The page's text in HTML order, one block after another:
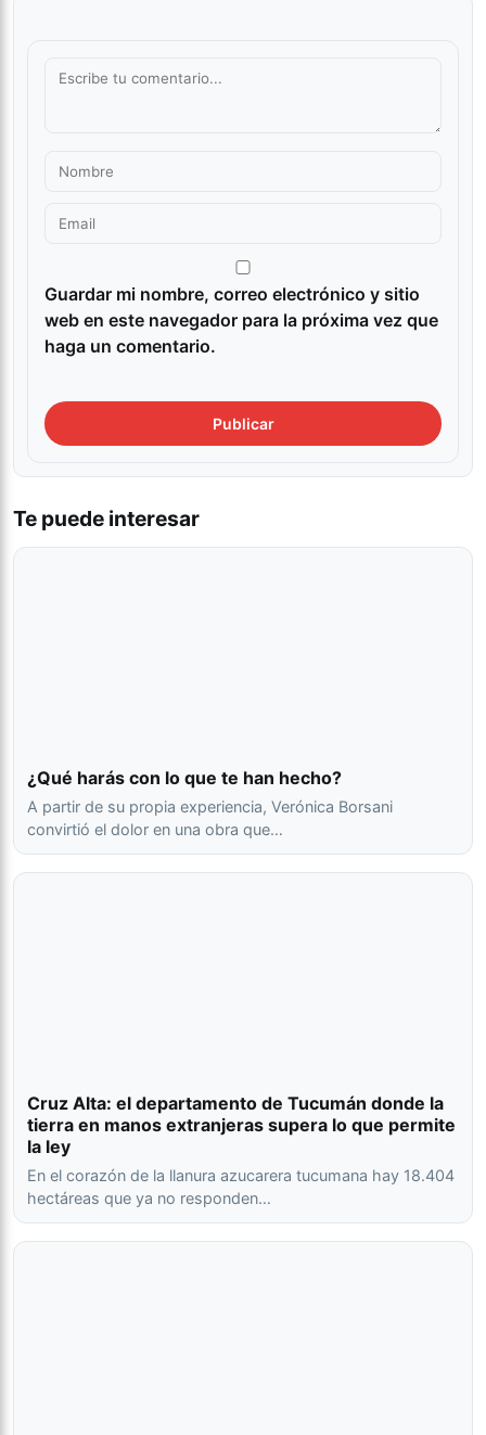
Guardar mi nombre, correo electrónico y sitio
web en este navegador para la próxima vez que
haga un comentario.
Te puede interesar
¿Qué harás con lo que te han hecho?
A partir de su propia experiencia, Verónica Borsani
convirtió el dolor en una obra que…
Cruz Alta: el departamento de Tucumán donde la
tierra en manos extranjeras supera lo que permite
la ley
En el corazón de la llanura azucarera tucumana hay 18.404
hectáreas que ya no responden…